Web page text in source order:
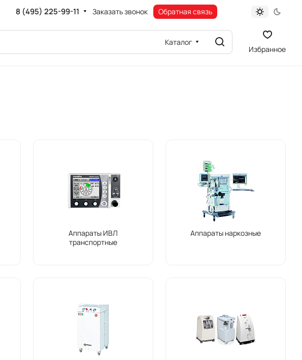
8 (495) 225-99-11 Заказать звонок Обратная связь
Каталог
Избранное
Аппараты ИВЛ
транспортные
Аппараты наркозные